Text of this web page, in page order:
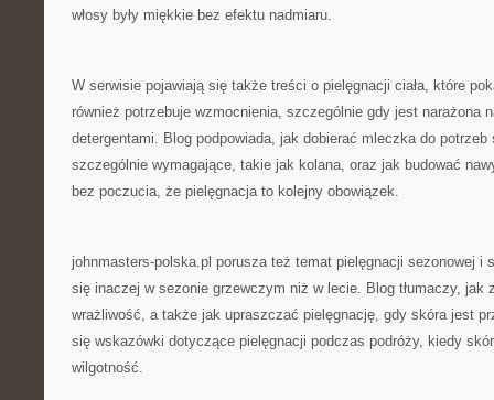
włosy były miękkie bez efektu nadmiaru.
W serwisie pojawiają się także treści o pielęgnacji ciała, które
również potrzebuje wzmocnienia, szczególnie gdy jest narażona
detergentami. Blog podpowiada, jak dobierać mleczka do
szczególnie wymagające, takie jak kolana, oraz jak budować
bez poczucia, że pielęgnacja to kolejny obowiązek.
johnmasters-polska.pl porusza też temat pielęgnacji sezonowej i
się inaczej w sezonie grzewczym niż w lecie. Blog tłumaczy, jak
wrażliwość, a także jak upraszczać pielęgnację, gdy skóra jest
się wskazówki dotyczące pielęgnacji podczas podróży, kiedy
wilgotność.